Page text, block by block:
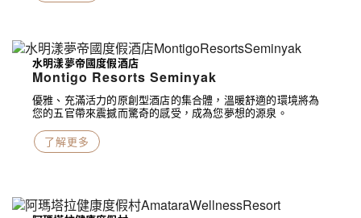
水明漾夢帝國度假酒店
Montigo Resorts Seminyak
優雅、充滿活力的原創型酒店的集合體，溫暖舒適的環境將為
您的五官帶來震撼而驚奇的感受，成為您夢想的源泉。
了解更多